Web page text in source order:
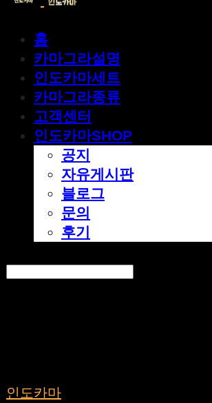
홈
카마그라설명
인도카마세트
카마그라종류
고객센터
인도카마SHOP
공지
자유게시판
블로그
문의
후기
인도카마